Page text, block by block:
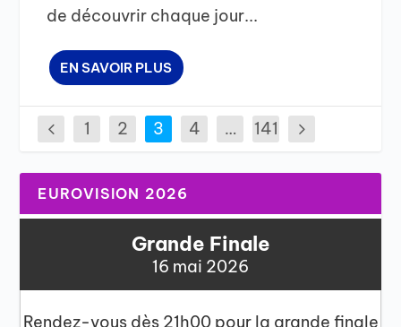
de découvrir chaque jour...
EN SAVOIR PLUS
1 2 3 4 … 141
EUROVISION 2026
Grande Finale
16 mai 2026
Rendez-vous dès 21h00 pour la grande finale